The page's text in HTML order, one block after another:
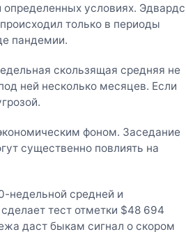
условиях. Эдвардс
только в периоды
пандемии.
скользящая средняя не
ней несколько месяцев. Если
фоном. Заседание
существенно повлиять на
недельной средней и
тест отметки $48 694
даст быкам сигнал о скором